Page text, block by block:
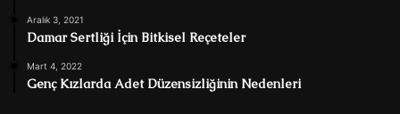
Aralık 3, 2021
Damar Sertliği İçin Bitkisel Reçeteler
Mart 4, 2022
Genç Kızlarda Adet Düzensizliğinin Nedenleri